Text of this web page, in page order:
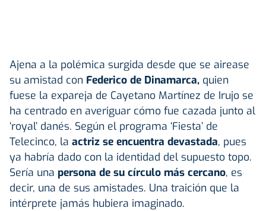
Ajena a la polémica surgida desde que se airease
su amistad con Federico de Dinamarca, quien
fuese la expareja de Cayetano Martínez de Irujo se
ha centrado en averiguar cómo fue cazada junto al
‘royal’ danés. Según el programa ‘Fiesta’ de
Telecinco, la actriz se encuentra devastada, pues
ya habría dado con la identidad del supuesto topo.
Sería una persona de su círculo más cercano, es
decir, una de sus amistades. Una traición que la
intérprete jamás hubiera imaginado.